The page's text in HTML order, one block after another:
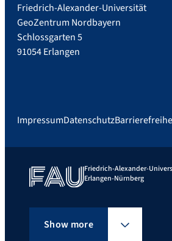
Friedrich-Alexander-Universität
GeoZentrum Nordbayern
Schlossgarten 5
91054 Erlangen
ImpressumDatenschutz
Friedrich-Alexander-
Erlangen-Nürnberg
Show more